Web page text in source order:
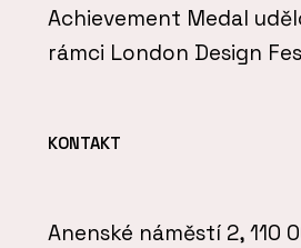
Achievement Medal
rámci London Design
KONTAKT
Anenské náměstí 2, 110